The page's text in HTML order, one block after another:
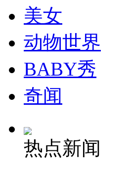
走！跟着总书记去植树
消防员救轻生者 花炮节热闹非凡
司机酒驾遇交警 急速倒车逃窜
美女
动物世界
BABY秀
奇闻
热点新闻